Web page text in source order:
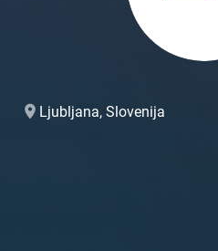
Ljubljana, Slovenija